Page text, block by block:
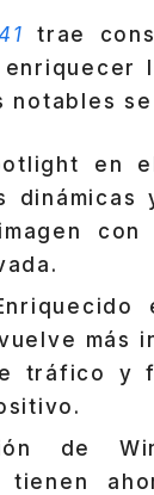
trae
notables
en
más
tráfico y
de
tienen